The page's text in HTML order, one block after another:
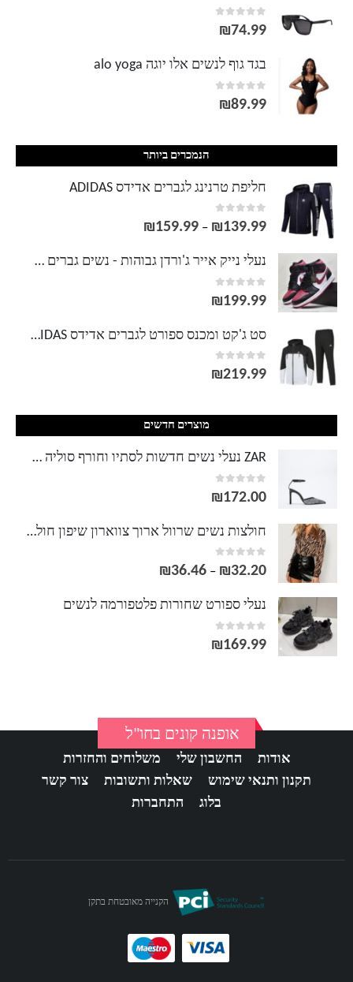
0
out of 5
₪74.99
בגד גוף לנשים אלו יוגה alo yoga
0
out of 5
₪89.99
הנמכרים ביותר
חליפת טרנינג לגברים אדידס ADIDAS
0
out of 5
₪139.99
–
₪159.99
נעלי נייק אייר ג'ורדן גבוהות - נשים גברים NIKE AIR JORDAN
0
out of 5
₪199.99
סט ג'קט ומכנס ספורט לגברים אדידס ADIDAS
0
out of 5
₪219.99
מוצרים חדשים
ZAR נעלי נשים חדשות לסתיו וחורף סוליה שחורה כסופה נעלי עקב בהיר טמפרמנט 11257810040
0
out of 5
₪172.00
חולצות נשים שרוול ארוך צווארון שיפון חולצת שיפון חולצת משרד הדפסת זברה חולצות מזדמנים בתוספת גודל Chemisier femme
0
out of 5
₪32.20
–
₪36.46
מחירים:
נעלי ספורט שחורות פלטפורמה לנשים
0
out of 5
₪169.99
אופנה קונים בחו"ל
אודות החשבון שלי
משלוחים והחזרות
תקנון ותנאי שימוש
שאלות ותשובות
צור קשר
בלוג
התחברות
הקנייה מאובטחת בתקן